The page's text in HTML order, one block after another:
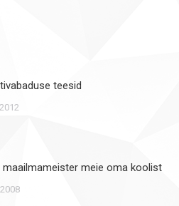
teesid
maailmameister meie oma koolist